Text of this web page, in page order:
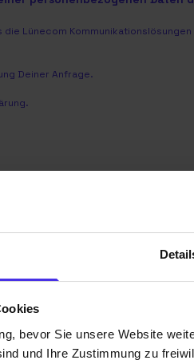
bevor Sie unsere Website
und Ihre Zustimmung zu
die Lünecom
Deiner Anfrage.
.